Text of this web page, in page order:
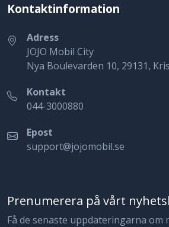
Kontaktinformation
Adress
JOJO Mobil City
Nya Boulevarden 10, 29131,
Kontakt
044-3000880
Epost
support@jojomobil.se
Prenumerera på vårt
Få de senaste uppdateringarna om